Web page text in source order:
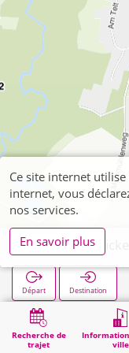
Recherche de
trajet
ville
Wegberg,
Départ Destination
Démarrage Loisirs et tourisme
Ce site internet
internet, vous
nos services.
En savoir plus